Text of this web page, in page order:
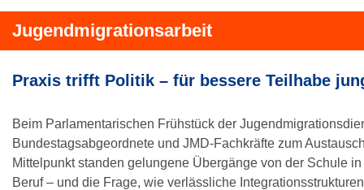
Jugendmigrationsarbeit
Praxis trifft Politik – für bessere Teilhabe
Beim Parlamentarischen Frühstück der
Bundestagsabgeordnete und JMD-Fachkräfte zum
Mittelpunkt standen gelungene Übergänge von der Schule
Beruf – und die Frage, wie verlässliche